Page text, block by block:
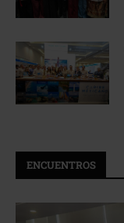
ENCUENTROS